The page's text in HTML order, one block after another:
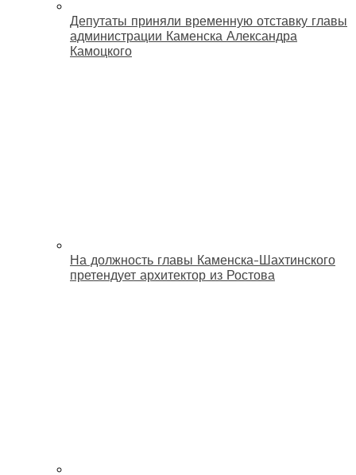
Депутаты приняли временную отставку главы
администрации Каменска Александра
Камоцкого
На должность главы Каменска-Шахтинского
претендует архитектор из Ростова